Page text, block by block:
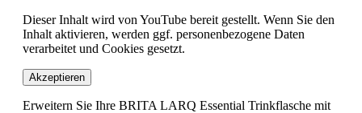
Dieser Inhalt wird von YouTube bereit gestellt. Wenn Sie den
Inhalt aktivieren, werden ggf. personenbezogene Daten
verarbeitet und Cookies gesetzt.
Akzeptieren
Erweitern Sie Ihre BRITA LARQ Essential Trinkflasche mit